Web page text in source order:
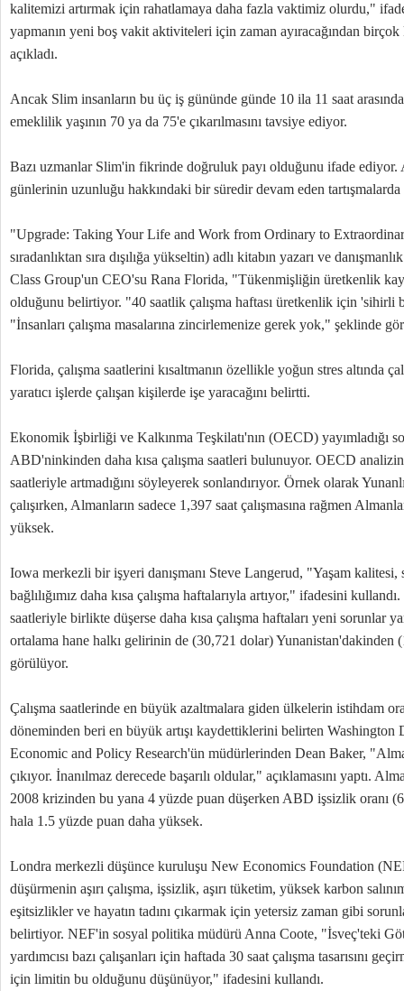
kalitemizi artırmak için rahatlamaya daha fazla vaktimiz olurdu,"
yapmanın yeni boş vakit aktiviteleri için zaman ayıracağından birçok
açıkladı.
Ancak Slim insanların bu üç iş gününde günde 10 ila 11 saat
emeklilik yaşının 70 ya da 75'e çıkarılmasını tavsiye ediyor.
Bazı uzmanlar Slim'in fikrinde doğruluk payı olduğunu ifade ediyor.
günlerinin uzunluğu hakkındaki bir süredir devam eden
"Upgrade: Taking Your Life and Work from Ordinary to
sıradanlıktan sıra dışılığa yükseltin) adlı kitabın yazarı ve
Class Group'un CEO'su Rana Florida, "Tükenmişliğin üretkenlik
olduğunu belirtiyor. "40 saatlik çalışma haftası üretkenlik için
"İnsanları çalışma masalarına zincirlemenize gerek yok," şeklinde
Florida, çalışma saatlerini kısaltmanın özellikle yoğun stres altında
yaratıcı işlerde çalışan kişilerde işe yaracağını belirtti.
Ekonomik İşbirliği ve Kalkınma Teşkilatı'nın (OECD) yayımladığı
ABD'ninkinden daha kısa çalışma saatleri bulunuyor. OECD
saatleriyle artmadığını söyleyerek sonlandırıyor. Örnek olarak
çalışırken, Almanların sadece 1,397 saat çalışmasına rağmen
yüksek.
Iowa merkezli bir işyeri danışmanı Steve Langerud, "Yaşam kalitesi,
bağlılığımız daha kısa çalışma haftalarıyla artıyor," ifadesini
saatleriyle birlikte düşerse daha kısa çalışma haftaları yeni sorunlar
ortalama hane halkı gelirinin de (30,721 dolar) Yunanistan'dakinden
görülüyor.
Çalışma saatlerinde en büyük azaltmalara giden ülkelerin istihdam
döneminden beri en büyük artışı kaydettiklerini belirten
Economic and Policy Research'ün müdürlerinden Dean Baker,
çıkıyor. İnanılmaz derecede başarılı oldular," açıklamasını yaptı.
2008 krizinden bu yana 4 yüzde puan düşerken ABD işsizlik oranı
hala 1.5 yüzde puan daha yüksek.
Londra merkezli düşünce kuruluşu New Economics Foundation
düşürmenin aşırı çalışma, işsizlik, aşırı tüketim, yüksek karbon
eşitsizlikler ve hayatın tadını çıkarmak için yetersiz zaman gibi
belirtiyor. NEF'in sosyal politika müdürü Anna Coote, "İsveç'teki
yardımcısı bazı çalışanları için haftada 30 saat çalışma tasarısını
için limitin bu olduğunu düşünüyor," ifadesini kullandı.